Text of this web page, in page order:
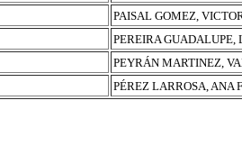
PAISAL GOMEZ,
PEREIRA
PEYRÁN MARTINEZ,
PÉREZ LARROSA, ANA